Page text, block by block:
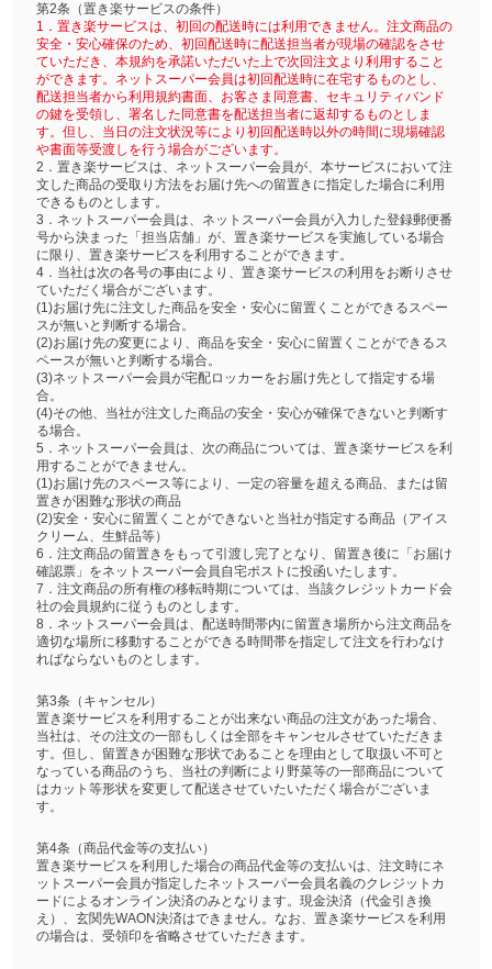
第2条（置き楽サービスの条件）
1．置き楽サービスは、初回の配送時には利用できません。注文商品の
安全・安心確保のため、初回配送時に配送担当者が現場の確認をさせ
ていただき、本規約を承諾いただいた上で次回注文より利用すること
ができます。ネットスーパー会員は初回配送時に在宅するものとし、
配送担当者から利用規約書面、お客さま同意書、セキュリティバンド
の鍵を受領し、署名した同意書を配送担当者に返却するものとしま
す。但し、当日の注文状況等により初回配送時以外の時間に現場確認
や書面等受渡しを行う場合がございます。
2．置き楽サービスは、ネットスーパー会員が、本サービスにおいて注
文した商品の受取り方法をお届け先への留置きに指定した場合に利用
できるものとします。
3．ネットスーパー会員は、ネットスーパー会員が入力した登録郵便番
号から決まった「担当店舗」が、置き楽サービスを実施している場合
に限り、置き楽サービスを利用することができます。
4．当社は次の各号の事由により、置き楽サービスの利用をお断りさせ
ていただく場合がございます。
(1)お届け先に注文した商品を安全・安心に留置くことができるスペー
スが無いと判断する場合。
(2)お届け先の変更により、商品を安全・安心に留置くことができるス
ペースが無いと判断する場合。
(3)ネットスーパー会員が宅配ロッカーをお届け先として指定する場
合。
(4)その他、当社が注文した商品の安全・安心が確保できないと判断す
る場合。
5．ネットスーパー会員は、次の商品については、置き楽サービスを利
用することができません。
(1)お届け先のスペース等により、一定の容量を超える商品、または留
置きが困難な形状の商品
(2)安全・安心に留置くことができないと当社が指定する商品（アイス
クリーム、生鮮品等）
6．注文商品の留置きをもって引渡し完了となり、留置き後に「お届け
確認票」をネットスーパー会員自宅ポストに投函いたします。
7．注文商品の所有権の移転時期については、当該クレジットカード会
社の会員規約に従うものとします。
8．ネットスーパー会員は、配送時間帯内に留置き場所から注文商品を
適切な場所に移動することができる時間帯を指定して注文を行わなけ
ればならないものとします。
第3条（キャンセル）
置き楽サービスを利用することが出来ない商品の注文があった場合、
当社は、その注文の一部もしくは全部をキャンセルさせていただきま
す。但し、留置きが困難な形状であることを理由として取扱い不可と
なっている商品のうち、当社の判断により野菜等の一部商品について
はカット等形状を変更して配送させていたいただく場合がございま
す。
第4条（商品代金等の支払い）
置き楽サービスを利用した場合の商品代金等の支払いは、注文時にネ
ットスーパー会員が指定したネットスーパー会員名義のクレジットカ
ードによるオンライン決済のみとなります。現金決済（代金引き換
え）、玄関先WAON決済はできません。なお、置き楽サービスを利用
の場合は、受領印を省略させていただきます。